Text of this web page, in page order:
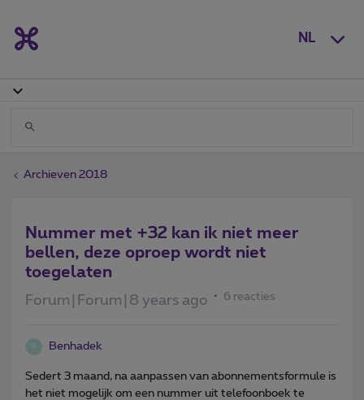
NL
Archieven 2018
Nummer met +32 kan ik niet meer
bellen, deze oproep wordt niet
toegelaten
Forum|Forum|8 years ago 6 reacties
B Benhadek
Sedert 3 maand, na aanpassen van abonnementsformule is
het niet mogelijk om een nummer uit telefoonboek te